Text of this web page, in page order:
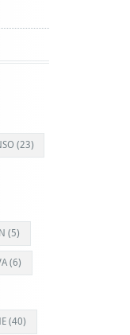
(23)
(5)
(6)
(40)